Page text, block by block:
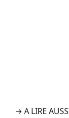
→ A LIRE